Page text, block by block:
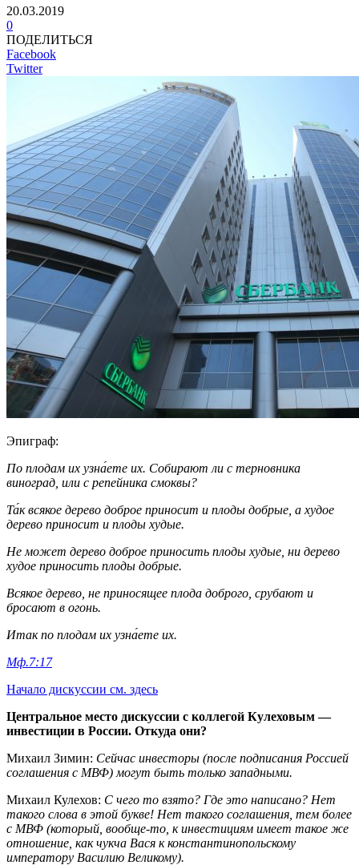
20.03.2019
0
ПОДЕЛИТЬСЯ
Facebook
Twitter
Эпиграф:
По плодам их узна́ете их. Собирают ли с терновника
виноград, или с репейника смоквы?
Та́к всякое дерево доброе приносит и плоды добрые, а худое
дерево приносит и плоды худые.
Не может дерево доброе приносить плоды худые, ни дерево
худое приносить плоды добрые.
Всякое дерево, не приносящее плода доброго, срубают и
бросают в огонь.
Итак по плодам их узна́ете их.
Мф.7:17
Начало дискуссии см. здесь
Центральное место дискуссии с коллегой Кулеховым —
инвестиции в России. Откуда они?
Михаил Зимин: Сейчас инвесторы (после подписания Россией
соглашения с МВФ) могут быть только западными.
Михаил Кулехов: С чего то взято? Где это написано? Нет
такого слова в этой букве! Нет такого соглашения, тем более
с МВФ (который, вообще-то, к инвестициям имеет такое же
отношение, как чукча Вася к константинопольскому
императору Василию Великому).